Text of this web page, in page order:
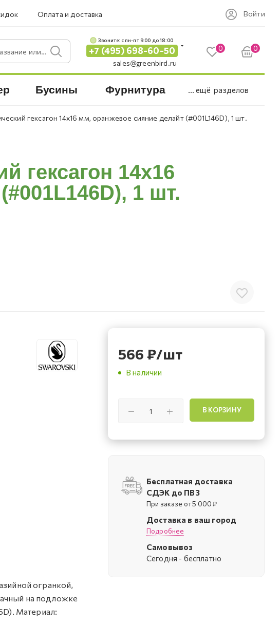
Оплата и доставка Войти
или артикул.
Звоните: c пн-пт 9:00 до 18:00
+7 (495) 698-60-50
sales@greenbird.ru
0 0
Бусины Фурнитура ... ещё разделов
гексагон 14x16 мм, оранжевое сияние делайт (#001L146D), 1 шт.
гексагон 14x16
1 шт.
огранкой,
на подложке
Материал:
566 ₽/шт
В наличии
В КОРЗИНУ
Бесплатная доставка
СДЭК до ПВЗ
При заказе от 5 000 ₽
Доставка в ваш город
Подробнее
Самовывоз
Cегодня - бесплатно